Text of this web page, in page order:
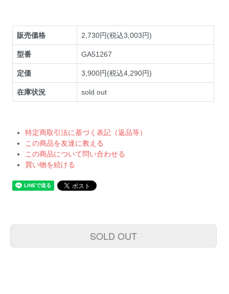
販売価格 2,730円(税込3,003円)
型番 GA51267
定価 3,900円(税込4,290円)
在庫状況 sold out
特定商取引法に基づく表記（返品等）
この商品を友達に教える
この商品について問い合わせる
買い物を続ける
SOLD OUT